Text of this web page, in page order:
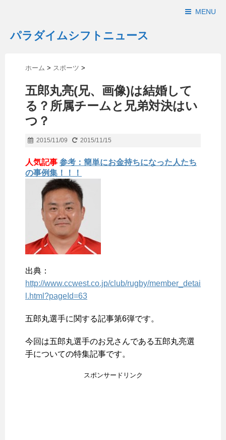
MENU
パラダイムシフトニュース
ホーム > スポーツ >
五郎丸亮(兄、画像)は結婚して
る？所属チームと兄弟対決はい
つ？
2015/11/09 2015/11/15
人気記事 参考：簡単にお金持ちになった人たち
の事例集！！！
出典：
http://www.ccwest.co.jp/club/rugby/member_detai
l.html?pageId=63
五郎丸選手に関する記事第6弾です。
今回は五郎丸選手のお兄さんである五郎丸亮選
手についての特集記事です。
スポンサードリンク